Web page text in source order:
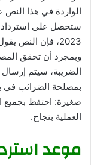
الواردة في هذا
ستحصل على استرداد
وبمجرد أن تحقق
الضريبة، سيتم
بمصلحة الضرائب في
صغيرة: احتفظ بجميع
العملية بنجاح.
موعد